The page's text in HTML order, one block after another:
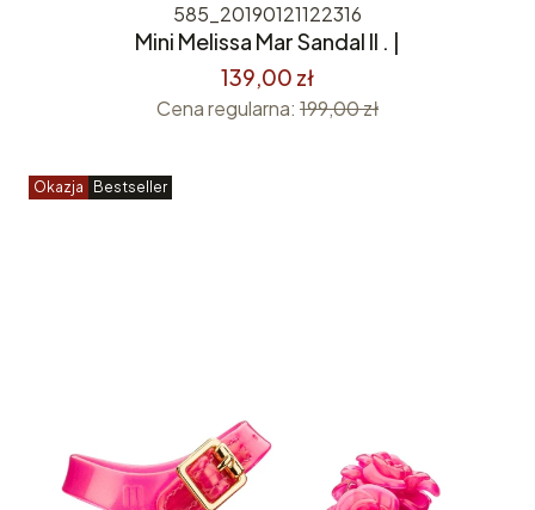
585_20190121122316
Mini Melissa Mar Sandal II . |
139,00 zł
Cena regularna: 199,00 zł
Okazja Bestseller